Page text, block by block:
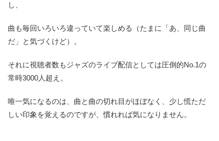
し、
曲も毎回いろいろ違っていて楽しめる（たまに「あ、同じ曲
だ」と気づくけど）。
それに視聴者数もジャズのライブ配信としては圧倒的No.1の
常時3000人超え。
唯一気になるのは、曲と曲の切れ目がほぼなく、少し慌ただ
しい印象を覚えるのですが、慣れれば気になりません。